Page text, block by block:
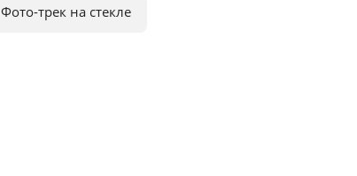
Фото-трек на стекле